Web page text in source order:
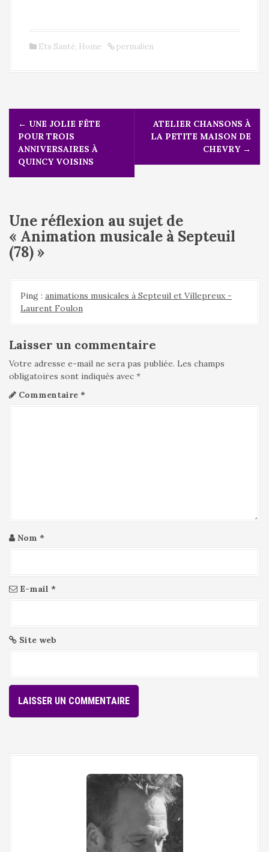
Ets Santé, Home permalien
a
o
n
d
e
i
c
l
e
← UNE JOLIE FÊTE
POUR TROIS
ANNIVERSAIRES À
QUINCY VOISINS
ATELIER CHANSONS À
LA PETITE MAISON DE
CHEVRY →
Une réflexion au sujet de
« Animation musicale à Septeuil
(78) »
Ping : animations musicales à Septeuil et Villepreux -
Laurent Foulon
Laisser un commentaire
Votre adresse e-mail ne sera pas publiée. Les champs
obligatoires sont indiqués avec *
Commentaire *
Nom *
E-mail *
Site web